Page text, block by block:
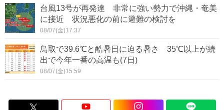
台風13号が再発達 非常に強い勢力で沖縄・奄美
に接近 状況悪化の前に避難の検討を
08/07(金)17:37
鳥取で39.6℃と酷暑日に迫る暑さ 35℃以上が続
出で今年一番の高温も(7日)
08/07(金)15:59